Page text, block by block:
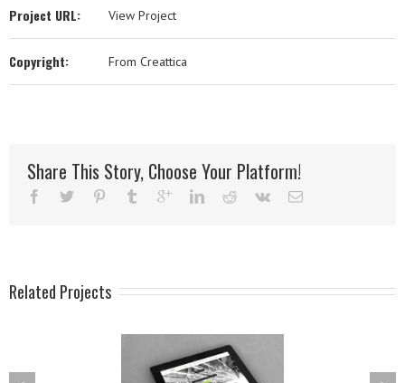
Project URL: View Project
Copyright: From Creattica
Share This Story, Choose Your Platform!
Related Projects